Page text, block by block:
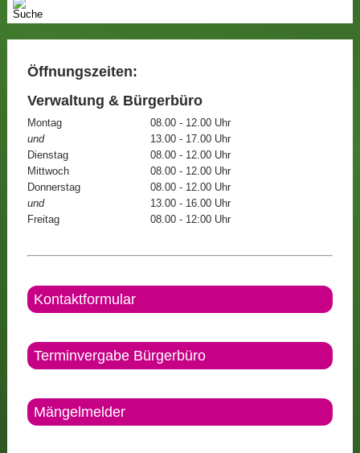
Öffnungszeiten:
Verwaltung & Bürgerbüro
Montag
08.00 - 12.00 Uhr
und
13.00 - 17.00 Uhr
Dienstag
08.00 - 12.00 Uhr
Mittwoch
08.00 - 12.00 Uhr
Donnerstag
08.00 - 12.00 Uhr
und
13.00 - 16.00 Uhr
Freitag
08.00 - 12:00 Uhr
Kontaktformular
Terminvergabe Bürgerbüro
Mängelmelder